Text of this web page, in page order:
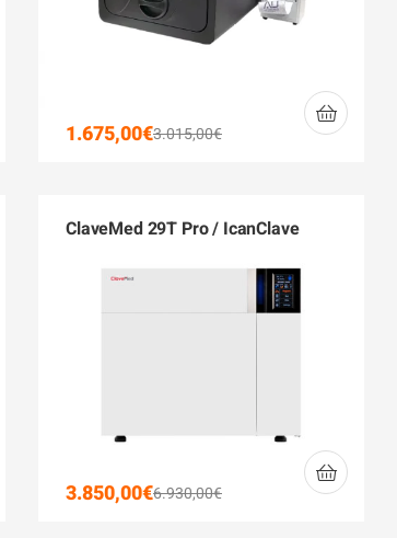
3.015,00€
1.675,00€
ClaveMed 29T Pro / IcanClave
6.930,00€
3.850,00€